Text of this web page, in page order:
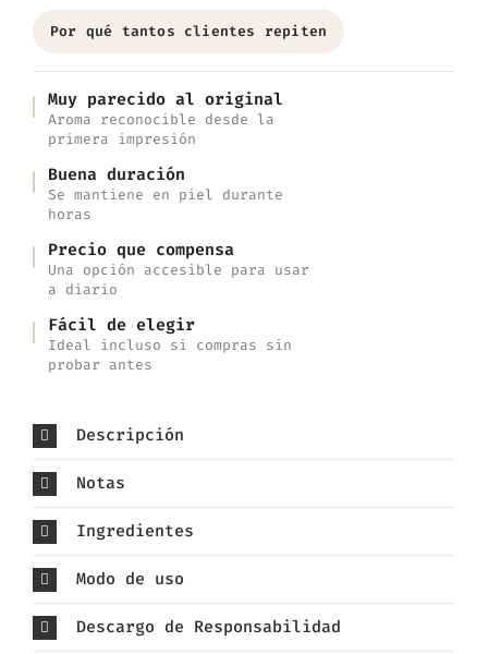
Por qué tantos clientes repiten
Muy parecido al original
Aroma reconocible desde la
primera impresión
Buena duración
Se mantiene en piel durante
horas
Precio que compensa
Una opción accesible para usar
a diario
Fácil de elegir
Ideal incluso si compras sin
probar antes
Descripción
Notas
Ingredientes
Modo de uso
Descargo de Responsabilidad